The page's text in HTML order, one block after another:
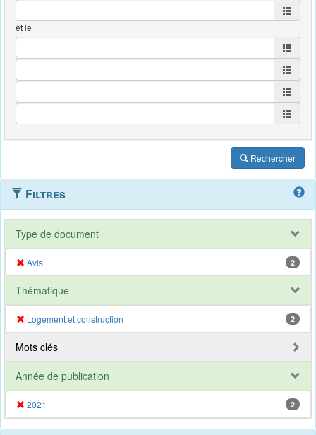
et le
Rechercher
Filtres
Type de document
Avis 2
Thématique
Logement et construction 2
Mots clés
Année de publication
2021 2